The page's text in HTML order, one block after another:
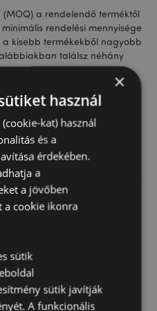
a rendelendő terméktől
rendelési mennyisége
kisebb termékekből nagyobb
találsz néhány
és a származási országtól
fordulj hozzánk.
szeretnék, lehetséges ez?
csomagolásra vagy
felveszed velünk a
van szükséged.
tudjátok tenni a logómat?
szabott dizájnt keresel
×
használ
kat) használ
és a
érdekében.
a
a jövőben
cookie ikonra
sütik
sütik javítják
A funkcionális